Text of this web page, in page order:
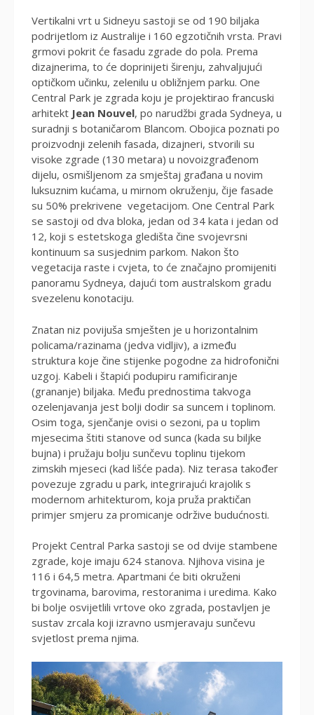
Vertikalni vrt u Sidneyu sastoji se od 190 biljaka
podrijetlom iz Australije i 160 egzotičnih vrsta. Pravi
grmovi pokrit će fasadu zgrade do pola. Prema
dizajnerima, to će doprinijeti širenju, zahvaljujući
optičkom učinku, zelenilu u obližnjem parku. One
Central Park je zgrada koju je projektirao francuski
arhitekt Jean Nouvel, po narudžbi grada Sydneya, u
suradnji s botaničarom Blancom. Obojica poznati po
proizvodnji zelenih fasada, dizajneri, stvorili su
visoke zgrade (130 metara) u novoizgrađenom
dijelu, osmišljenom za smještaj građana u novim
luksuznim kućama, u mirnom okruženju, čije fasade
su 50% prekrivene vegetacijom. One Central Park
se sastoji od dva bloka, jedan od 34 kata i jedan od
12, koji s estetskoga gledišta čine svojevrsni
kontinuum sa susjednim parkom. Nakon što
vegetacija raste i cvjeta, to će značajno promijeniti
panoramu Sydneya, dajući tom australskom gradu
svezelenu konotaciju.
Znatan niz povijuša smješten je u horizontalnim
policama/razinama (jedva vidljiv), a između
struktura koje čine stijenke pogodne za hidrofonični
uzgoj. Kabeli i štapići podupiru ramificiranje
(grananje) biljaka. Među prednostima takvoga
ozelenjavanja jest bolji dodir sa suncem i toplinom.
Osim toga, sjenčanje ovisi o sezoni, pa u toplim
mjesecima štiti stanove od sunca (kada su biljke
bujna) i pružaju bolju sunčevu toplinu tijekom
zimskih mjeseci (kad lišće pada). Niz terasa također
povezuje zgradu u park, integrirajući krajolik s
modernom arhitekturom, koja pruža praktičan
primjer smjeru za promicanje održive budućnosti.
Projekt Central Parka sastoji se od dvije stambene
zgrade, koje imaju 624 stanova. Njihova visina je
116 i 64,5 metra. Apartmani će biti okruženi
trgovinama, barovima, restoranima i uredima. Kako
bi bolje osvijetlili vrtove oko zgrada, postavljen je
sustav zrcala koji izravno usmjeravaju sunčevu
svjetlost prema njima.